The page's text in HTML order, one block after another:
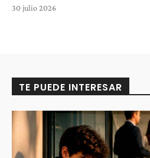
30 julio 2026
TE PUEDE INTERESAR